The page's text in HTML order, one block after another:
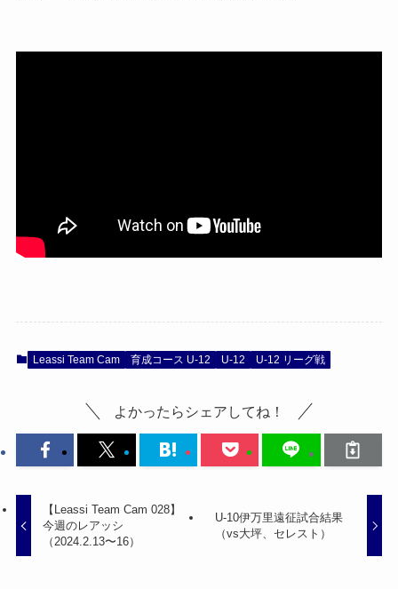
Leassi Team Cam 育成コース U-12 U-12 U-12 リーグ戦
よかったらシェアしてね！
【Leassi Team Cam 028】
今週のレアッシ
（2024.2.13〜16）
U-10伊万里遠征試合結果
（vs大坪、セレスト）